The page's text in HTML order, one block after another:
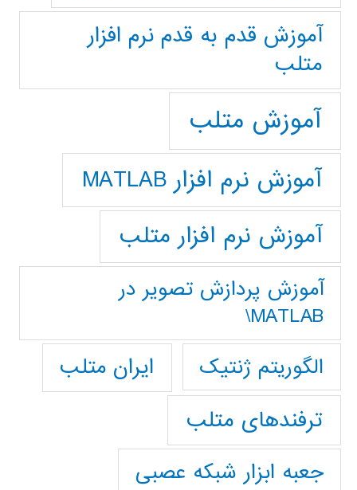
آموزش قدم به قدم نرم افزار
متلب
آموزش متلب
آموزش نرم افزار MATLAB
آموزش نرم افزار متلب
آموزش پردازش تصوير در
MATLAB\
الگوریتم ژنتیک
ایران متلب
ترفندهای متلب
جعبه ابزار شبکه عصبی